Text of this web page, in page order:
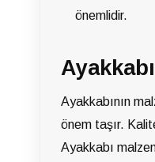
önemlidir.
Ayakkabının
önem taşır.
Ayakkabı